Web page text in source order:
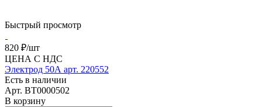
Быстрый просмотр
820 ₽/шт
ЦЕНА С НДС
Электрод 50А арт. 220552
Есть в наличии
Арт. BT0000502
В корзину